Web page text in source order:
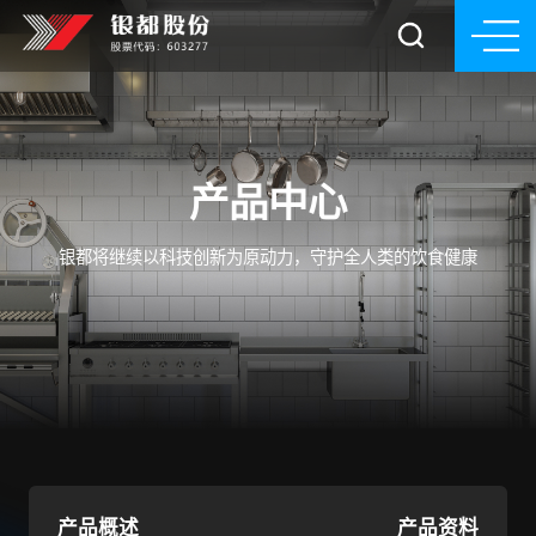
产品中心
银都将继续以科技创新为原动力，守护全人类的饮食健康
产品概述 产品资料